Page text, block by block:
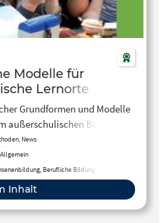
Modelle für
Lernorte
Grundformen und Modelle
außerschulischen Bereich
News
Allgemein
Berufliche Bildung
Inhalt